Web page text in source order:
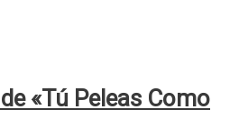
«Tú Peleas Como